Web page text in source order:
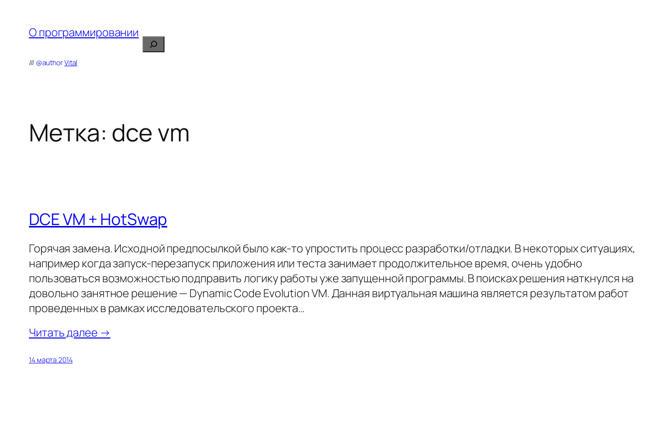
содержимому
О программировании
/// @authorVital
Поиск
Метка: dce vm
DCE VM + HotSwap
Горячая замена. Исходной предпосылкой было как-то упростить процесс разработки/отладки. В некоторых ситуациях,
например когда запуск-перезапуск приложения или теста занимает продолжительное время, очень удобно
пользоваться возможностью подправить логику работы уже запущенной программы. В поисках решения наткнулся на
довольно занятное решение — Dynamic Code Evolution VM. Данная виртуальная машина является результатом работ
проведенных в рамках исследовательского проекта…
Читать далее →
14 марта 2014